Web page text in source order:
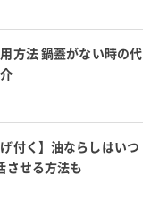
方法 鍋蓋がない時の代
付く】油ならしはいつ
させる方法も